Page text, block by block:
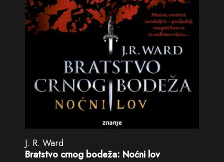
J. R. Ward
Bratstvo crnog bodeža: Noćni lov